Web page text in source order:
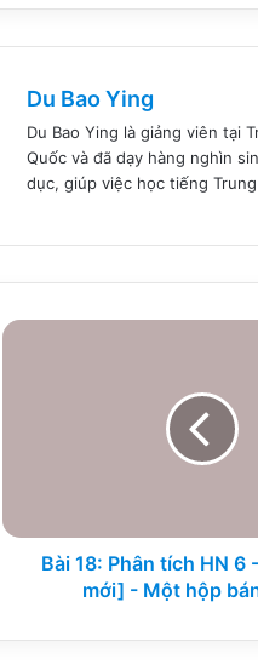
Du Bao Ying
Du Bao Ying là giảng viên tại
Quốc và đã dạy hàng nghìn
dục, giúp việc học tiếng
Bài
bản
hộp
Bài 18: Phân tích HN 6
mới] - Một hộp